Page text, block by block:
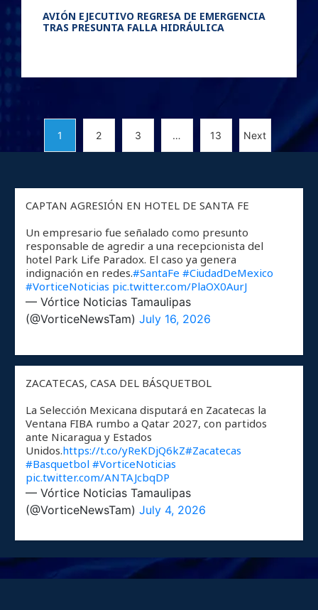
AVIÓN EJECUTIVO REGRESA DE EMERGENCIA
TRAS PRESUNTA FALLA HIDRÁULICA
1 2 3 … 13 Next
CAPTAN AGRESIÓN EN HOTEL DE SANTA FE
Un empresario fue señalado como presunto
responsable de agredir a una recepcionista del
hotel Park Life Paradox. El caso ya genera
indignación en redes.#SantaFe #CiudadDeMexico
#VorticeNoticias pic.twitter.com/PlaOX0AurJ
— Vórtice Noticias Tamaulipas
(@VorticeNewsTam)July 16, 2026
ZACATECAS, CASA DEL BÁSQUETBOL
La Selección Mexicana disputará en Zacatecas la
Ventana FIBA rumbo a Qatar 2027, con partidos
ante Nicaragua y Estados
Unidos.https://t.co/yReKDjQ6kZ#Zacatecas
#Basquetbol #VorticeNoticias
pic.twitter.com/ANTAJcbqDP
— Vórtice Noticias Tamaulipas
(@VorticeNewsTam)July 4, 2026